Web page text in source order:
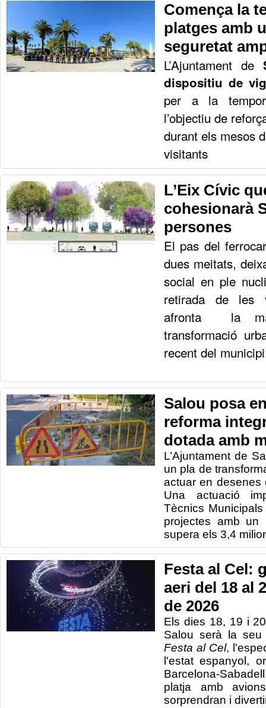
Comença la
platges amb
seguretat
L’Ajuntament de
dispositiu de
per a la
l’objectiu de
durant els mesos
visitants
L’Eix Cívic
cohesionarà
persones
El pas del
dues meitats,
social en ple
retirada de les
afronta la
transformació
recent del
Salou posa
reforma
dotada amb
L’Ajuntament de
un pla de
actuar en desenes
Una actuació
Tècnics
projectes amb un
supera els 3,4
Festa al Cel:
aeri del 18 al
de 2026
Els dies 18, 19 i
Salou serà la
Festa al Cel,
l'estat espanyol,
Barcelona-
platja amb
sorprendran i